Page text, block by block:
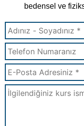
Formu Gönder